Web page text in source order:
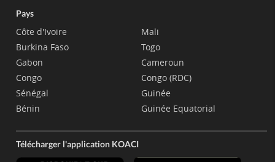
Pays
Côte d'Ivoire
Burkina Faso
Gabon
Congo
Sénégal
Bénin
Mali
Togo
Cameroun
Congo (RDC)
Guinée
Guinée Equatorial
Télécharger l'application KOACI